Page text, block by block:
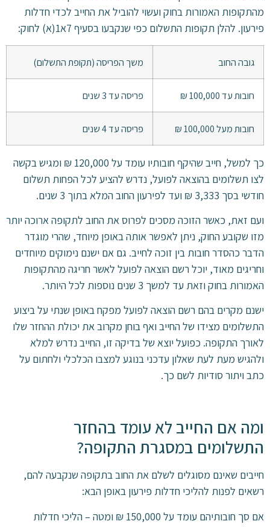
מהתקופות האמורות בחוק ועשוי להוביל את החייב לכדי חדלות
פירעון. להלן תקופות התשלום כפי שנקבעו בסעיף 7א1(א) לחוק:
גובה החוב משך הפריסה (תקופת התשלום)
חובות עד 100,000 ₪ פריסה עד 3 שנים
חובות מעל 100,000 ₪ פריסה עד 4 שנים
כך למשל, חייב שהיקף חובותיו עומד על 120,000 ₪ ומגיש בקשה
לצו תשלומים בהוצאה לפועל, נדרש להציע לכל הפחות תשלום
חודשי בסך 3,333 ₪ ועד לפירעון החוב המלא בתוך 3 שנים.
ועם זאת, כאשר הזוכה מסכים לפרוס את החוב לתקופה ארוכה יותר
מזו שקובע החוק, ניתן לאפשר אותה באופן מיוחד, שהרי מוגדר
הדבר כהסדר חובות בין זוכה לחייב. גם אם ישנם נימוקים מיוחדים
וחריגים מאוד, יוכל רשם הוצאה לפועל לאשר חריגה מהתקופות
האמורות בחוק וזאת עד למשך 3 שנים נוספות לכל היותר.
ישנם מקרים בהם רשם הוצאה לפועל מפקח באופן שנתי על ביצוע
התשלומים מצידו של החייב ואף בוחן מקרוב את יכולת ההחזר שלו
לאורך התקופה. כפועל יוצא של בדיקה זו, החייב נדרש למלא
ולהגיש מעת לעת שאלון עדכני בנוגע למצבו הכלכלי ולחתום על
כתב ויתור סודיות לשם כך.
ומה אם החייב לא עומד בהחזר
התשלומים במסגרת התקופה?
חייבים שאינם מסוגלים לשלם את החוב בתקופה שנקבעה להם,
רשאים לפנות להליכי חדלות פירעון באופן הבא:
אם סך חובותיהם עומד על 150,000 ₪ ומטה – הליכי חדלות